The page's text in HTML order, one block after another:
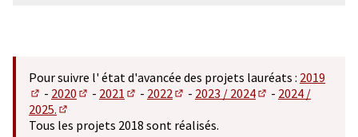
Pour suivre l' état d'avancée des projets lauréats : 2019
(S'ouvre dans un nouvel onglet)
- 2020
(S'ouvre dans un nouvel onglet)
- 2021
(S'ouvre dans un nouvel onglet)
- 2022
(S'ouvre dans un nouvel onglet)
- 2023 / 2024
(S'ouvre dans un
- 2024 /
2025.
(S'ouvre dans un nouvel onglet)
Tous les projets 2018 sont réalisés.